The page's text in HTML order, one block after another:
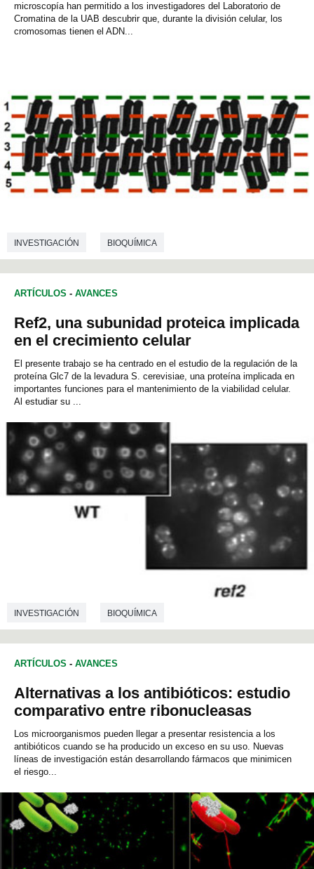
microscopía han permitido a los investigadores del Laboratorio de
Cromatina de la UAB descubrir que, durante la división celular, los
cromosomas tienen el ADN...
INVESTIGACIÓN BIOQUÍMICA
ARTÍCULOS - AVANCES
Ref2, una subunidad proteica implicada
en el crecimiento celular
El presente trabajo se ha centrado en el estudio de la regulación de la
proteína Glc7 de la levadura S. cerevisiae, una proteína implicada en
importantes funciones para el mantenimiento de la viabilidad celular.
Al estudiar su ...
INVESTIGACIÓN BIOQUÍMICA
ARTÍCULOS - AVANCES
Alternativas a los antibióticos: estudio
comparativo entre ribonucleasas
Los microorganismos pueden llegar a presentar resistencia a los
antibióticos cuando se ha producido un exceso en su uso. Nuevas
líneas de investigación están desarrollando fármacos que minimicen
el riesgo...